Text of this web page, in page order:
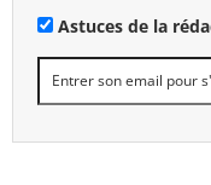
Astuces de la